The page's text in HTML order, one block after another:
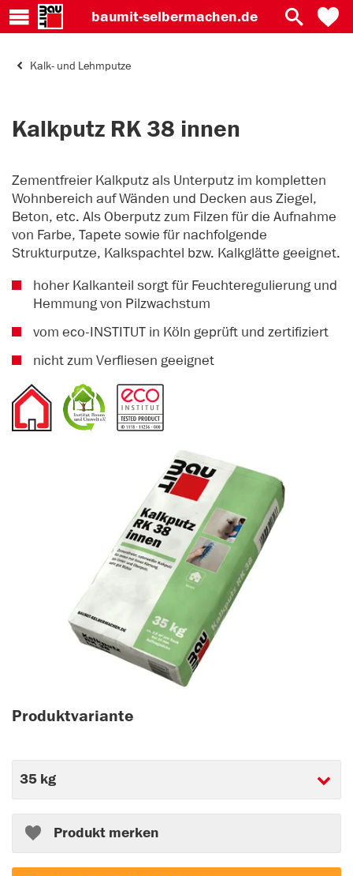
baumit-selbermachen.de
Kalk- und Lehmputze
Kalkputz RK 38 innen
Zementfreier Kalkputz als Unterputz im kompletten
Wohnbereich auf Wänden und Decken aus Ziegel,
Beton, etc. Als Oberputz zum Filzen für die Aufnahme
von Farbe, Tapete sowie für nachfolgende
Strukturputze, Kalkspachtel bzw. Kalkglätte geeignet.
hoher Kalkanteil sorgt für Feuchteregulierung und
Hemmung von Pilzwachstum
vom eco-INSTITUT in Köln geprüft und zertifiziert
nicht zum Verfliesen geeignet
Produktvariante
Produkt merken